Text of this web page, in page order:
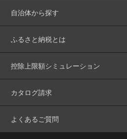
自治体から探す
ふるさと納税とは
控除上限額シミュレーション
カタログ請求
よくあるご質問